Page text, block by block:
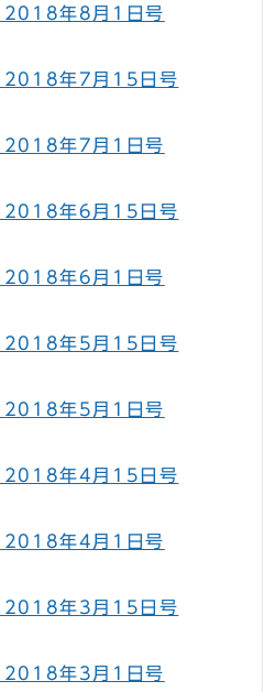
年8月1日号
2018年7月15日号
年7月1日号
2018年6月15日号
年6月1日号
2018年5月15日号
年5月1日号
2018年4月15日号
年4月1日号
2018年3月15日号
年3月1日号